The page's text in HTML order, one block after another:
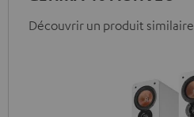
Découvrir un produit similaire